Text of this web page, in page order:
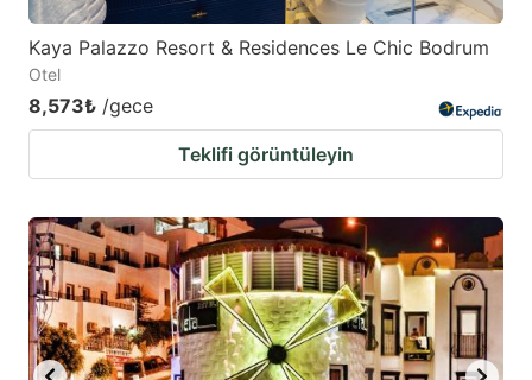
Kaya Palazzo Resort & Residences Le Chic Bodrum
Otel
8,573₺ /gece
Teklifi görüntüleyin